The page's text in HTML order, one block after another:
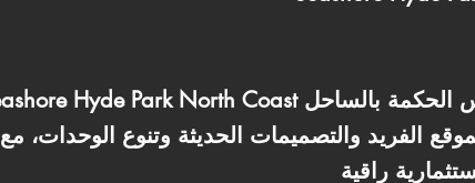
الفريد والتصميمات الحديثة وتنوع الوحدات، مع